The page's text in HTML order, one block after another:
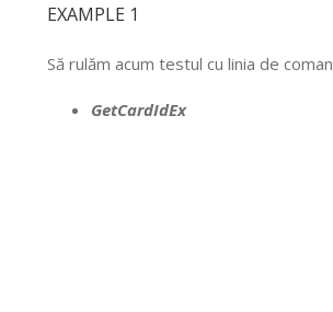
EXAMPLE 1
Să rulăm acum testul cu linia de
GetCardIdEx